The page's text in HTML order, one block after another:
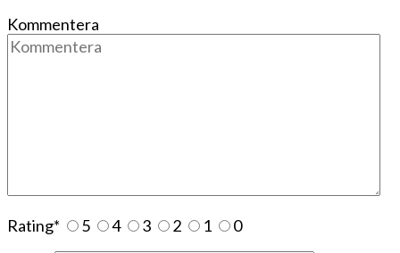
Kommentera
Rating* 5 4 3 2 1
0